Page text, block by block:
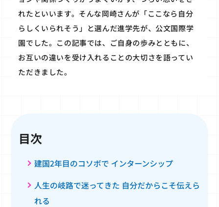
れたといいます。そんな岡崎さんが「ここなら自分
らしくいられそう」と選んだ進学先が、公文国際学
園でした。この記事では、ご自身の歩みとともに、
お互いの違いを受け入れることの大切さを語ってい
ただきました。
目次
建国2年目のコソボで インターンシップ
人生の岐路で迷ってきた 自分だからこそ伝えら
れる